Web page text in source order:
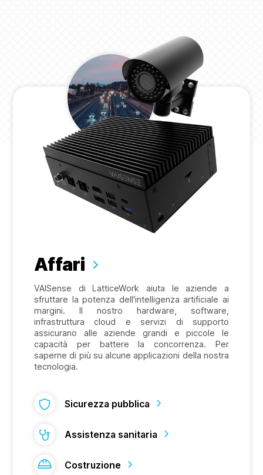
Affari
VAISense di LatticeWork aiuta le aziende a
sfruttare la potenza dell'intelligenza artificiale ai
margini. Il nostro hardware, software,
infrastruttura cloud e servizi di supporto
assicurano alle aziende grandi e piccole le
capacità per battere la concorrenza. Per
saperne di più su alcune applicazioni della nostra
tecnologia.
Sicurezza pubblica
Assistenza sanitaria
Costruzione